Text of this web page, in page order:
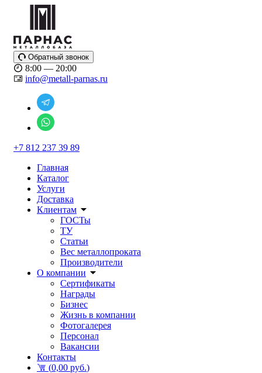
Обратный звонок
8:00 — 20:00
info@metall-parnas.ru
+7 812 237 39 89
Главная
Каталог
Услуги
Доставка
Клиентам
ГОСТы
ТУ
Статьи
Вес металлопроката
Производители
О компании
Сертификаты
Награды
Бизнес
Жизнь в компании
Фотогалерея
Персонал
Вакансии
Контакты
(0,00 руб.)